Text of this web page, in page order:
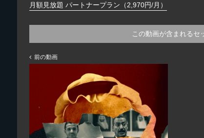
月額見放題 パートナープラン（2,970円/月）
この動画が含まれるセ
前の動画